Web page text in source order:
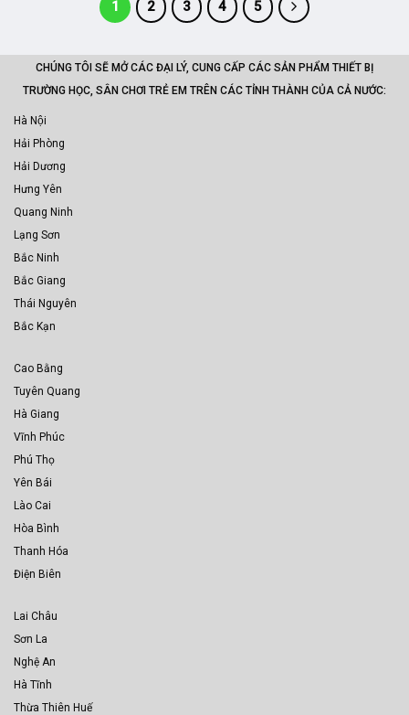
1 2 3 4 5
CHÚNG TÔI SẼ MỞ CÁC ĐẠI LÝ, CUNG CẤP CÁC SẢN PHẨM THIẾT BỊ
TRƯỜNG HỌC, SÂN CHƠI TRẺ EM TRÊN CÁC TỈNH THÀNH CỦA CẢ NƯỚC:
Hà Nội
Hải Phòng
Hải Dương
Hưng Yên
Quang Ninh
Lạng Sơn
Bắc Ninh
Bắc Giang
Thái Nguyên
Bắc Kạn
Cao Bằng
Tuyên Quang
Hà Giang
Vĩnh Phúc
Phú Thọ
Yên Bái
Lào Cai
Hòa Bình
Thanh Hóa
Điện Biên
Lai Châu
Sơn La
Nghệ An
Hà Tĩnh
Thừa Thiên Huế